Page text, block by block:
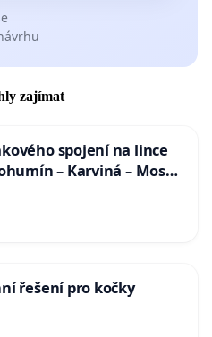
zajímat
spojení na lince
– Karviná – Mosty
řešení pro kočky